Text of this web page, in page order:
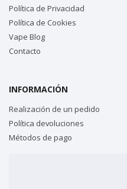
Política de Privacidad
Política de Cookies
Vape Blog
Contacto
INFORMACIÓN
Realización de un pedido
Política devoluciones
Métodos de pago